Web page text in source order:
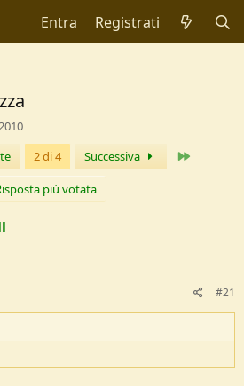
Entra Registrati
2 di 4 Successiva
più votata
#21